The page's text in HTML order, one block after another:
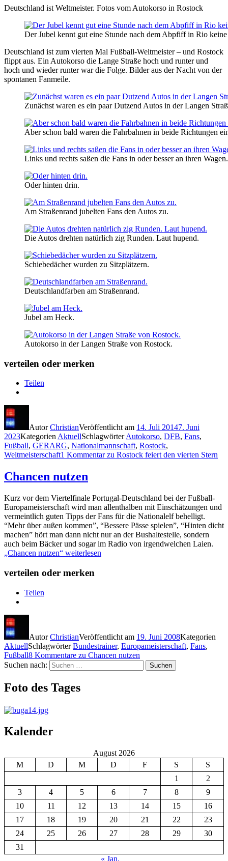
Deutschland ist Weltmeister. Fotos vom Autokorso in Rostock
Der Jubel kennt gut eine Stunde nach dem Abpfiff in Rio
Deutschland ist zum vierten Mal Fußball-Weltmeister – und Rostock
flippt aus. Ein Autokorso die Lange Straße hoch und runter und
hoch und wieder runter war die Folge. Bilder aus der Nacht von der
spontanen Fanmeile.
Zunächst waren es ein paar Dutzend Autos in der Langen
Aber schon bald waren die Fahrbahnen in beide Richtungen
Links und rechts saßen die Fans in oder besser an ihren Wagen.
Oder hinten drin.
Am Straßenrand jubelten Fans den Autos zu.
Die Autos drehten natürlich zig Runden. Laut hupend.
Schiebedächer wurden zu Sitzplätzern.
Deutschlandfarben am Straßenrand.
Jubel am Heck.
Autokorso in der Langen Straße von Rostock.
verteilen oder merken
Teilen
AutorChristianVeröffentlicht am 14. Juli 20147. Juni
2023KategorienAktuellSchlagwörterAutokorso, DFB, Fans,
Fußball, GERARG, Nationalmannschaft, Rostock,
Weltmeisterschaft1 Kommentarzu Rostock feiert den vierten Stern
Chancen nutzen
Kurz vor dem Viertelfinale Portugal-Deutschland bei der Fußball-
Europameisterschaft wird man allenthalben mit Einschätzungen und
vermeintlich guten Tipps der Fans für die Nationalelf behelligt.
“Mehr über außen kommen”, “Bessere Pässe spielen”, “Hinten dicht
machen” hört man dann nicht nur an der Bushaltestelle, sondern
auch beim Bäcker und sogar im Radio von irgendwelchen Laien.
„Chancen nutzen“ weiterlesen
verteilen oder merken
Teilen
AutorChristianVeröffentlicht am 19. Juni 2008Kategorien
AktuellSchlagwörterBundestrainer, Europameisterschaft, Fans,
Fußball8 Kommentare zu Chancen nutzen
Suchen nach:
Suchen
Foto des Tages
Kalender
August 2026
M
D M D F S
S
1
2
3
4 5 6 7 8
9
10
11 12 13 14 15
16
17
18 19 20 21 22
23
24
25 26 27 28 29
30
31
« Jan.